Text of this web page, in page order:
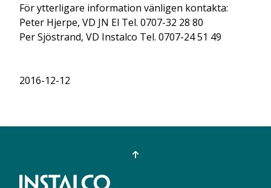
För ytterligare information vänligen kontakta:
Peter Hjerpe, VD JN El Tel. 0707-32 28 80
Per Sjöstrand, VD Instalco Tel. 0707-24 51 49
2016-12-12